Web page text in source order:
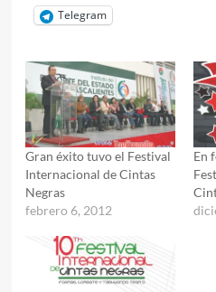
Telegram
Gran éxito tuvo el Festival
Internacional de Cintas
Negras
febrero 6, 2012
En